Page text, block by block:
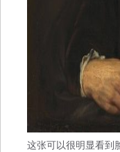
这张可以很明显看到